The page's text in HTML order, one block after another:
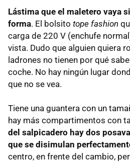
Lástima que el maletero vaya
forma. El bolsito tope fashion
carga de 220 V (enchufe
vista. Dudo que alguien quiera
ladrones no tienen por qué
coche. No hay ningún lugar
que no se vea.
Tiene una guantera con un
hay más compartimentos con
del salpicadero hay dos
que se disimulan
centro, en frente del cambio,